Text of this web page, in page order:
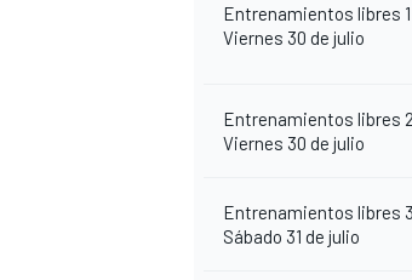
Entrenamientos libres 1
Viernes 30 de julio
Entrenamientos libres 2
Viernes 30 de julio
Entrenamientos libres 3
Sábado 31 de julio